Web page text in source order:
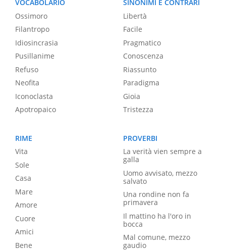
VOCABOLARIO
Ossimoro
Filantropo
Idiosincrasia
Pusillanime
Refuso
Neofita
Iconoclasta
Apotropaico
SINONIMI E CONTRARI
Libertà
Facile
Pragmatico
Conoscenza
Riassunto
Paradigma
Gioia
Tristezza
RIME
Vita
Sole
Casa
Mare
Amore
Cuore
Amici
Bene
PROVERBI
La verità vien sempre a
galla
Uomo avvisato, mezzo
salvato
Una rondine non fa
primavera
Il mattino ha l'oro in
bocca
Mal comune, mezzo
gaudio